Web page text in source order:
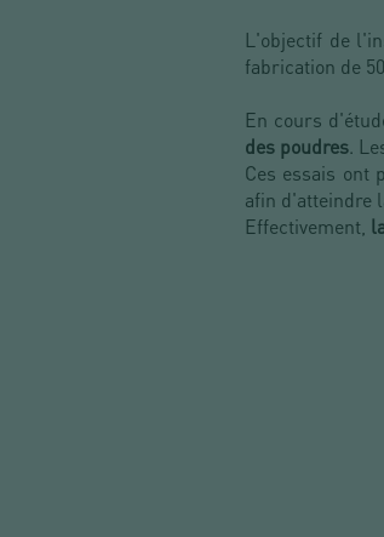
L'objectif de
fabrication de
En cours
des poudres.
Ces essais ont
afin d'atteindre
Effectivement,